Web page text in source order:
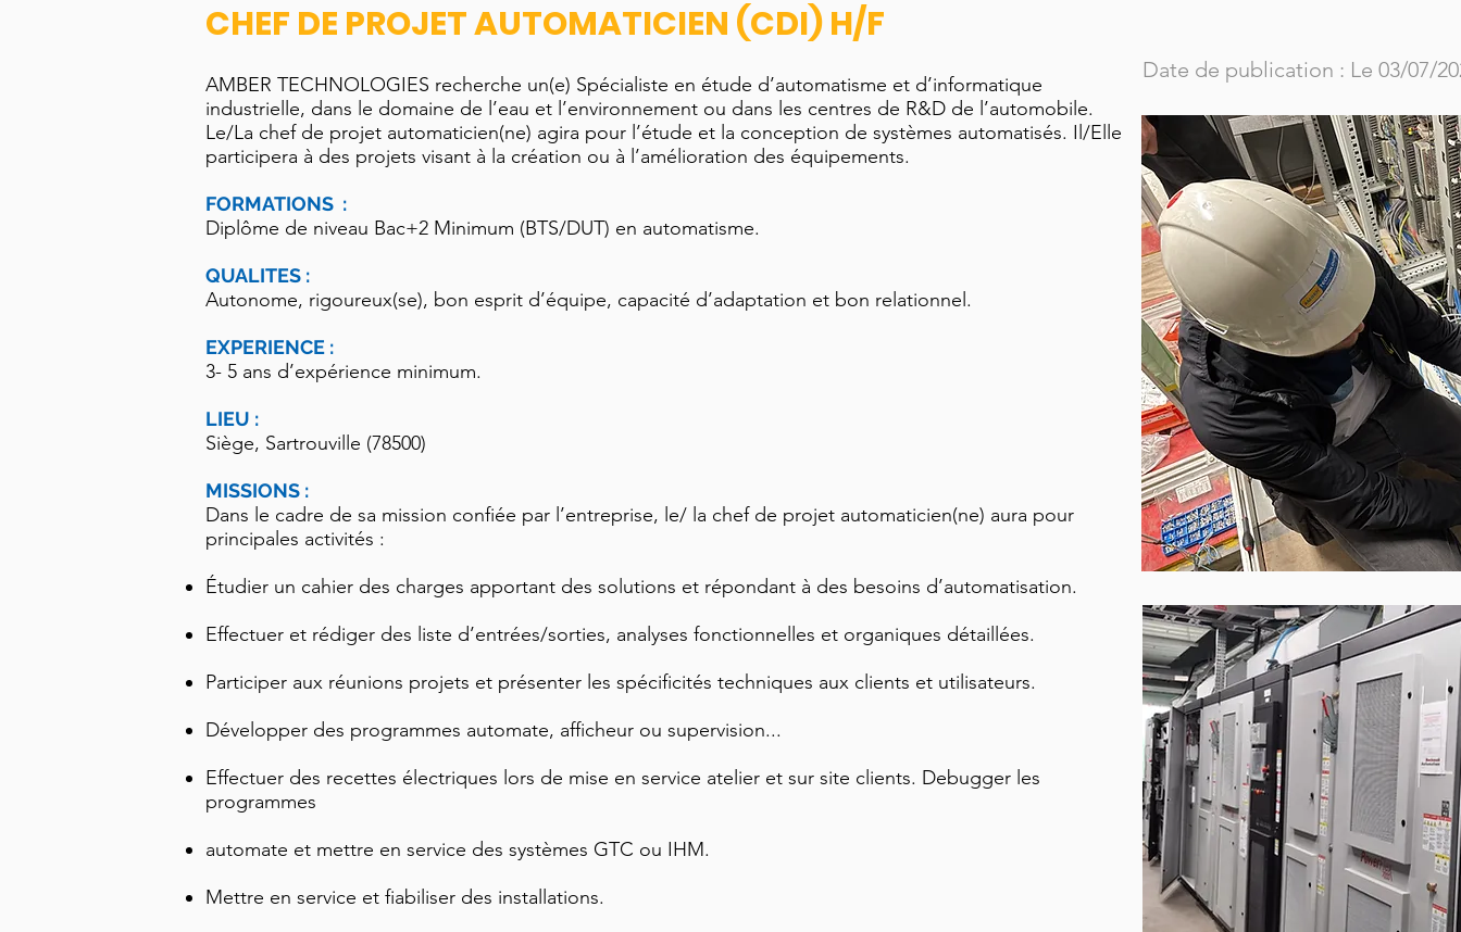
Date de publication : Le 03/07/
CHEF DE PROJET AUTOMATICIEN (CDI) H/F
AMBER TECHNOLOGIES recherche un(e) Spécialiste en étude d’automatisme et d’informatique
industrielle, dans le domaine de l’eau et l’environnement ou dans les centres de R&D de l’automobile.
Le/La chef de projet automaticien(ne) agira pour l’étude et la conception de systèmes automatisés. Il/Elle
participera à des projets visant à la création ou à l’amélioration des équipements.
FORMATIONS :
Diplôme de niveau Bac+2 Minimum (BTS/DUT) en automatisme.
QUALITES :
Autonome, rigoureux(se), bon esprit d’équipe, capacité d’adaptation et bon relationnel.
EXPERIENCE :
3- 5 ans d’expérience minimum.
LIEU :
Siège, Sartrouville (78500)
MISSIONS :
Dans le cadre de sa mission confiée par l’entreprise, le/ la chef de projet automaticien(ne) aura pour
principales activités :
Étudier un cahier des charges apportant des solutions et répondant à des besoins d’automatisation.
Effectuer et rédiger des liste d’entrées/sorties, analyses fonctionnelles et organiques détaillées.
Participer aux réunions projets et présenter les spécificités techniques aux clients et utilisateurs.
Développer des programmes automate, afficheur ou supervision...
Effectuer des recettes électriques lors de mise en service atelier et sur site clients. Debugger les
programmes
automate et mettre en service des systèmes GTC ou IHM.
Mettre en service et fiabiliser des installations.